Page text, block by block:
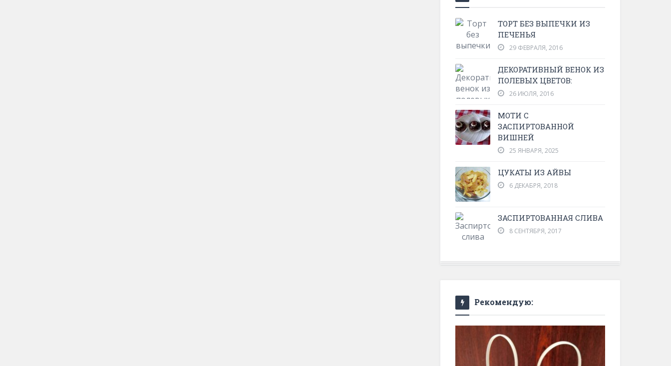
ТОРТ БЕЗ ВЫПЕЧКИ ИЗ
ПЕЧЕНЬЯ
29 ФЕВРАЛЯ, 2016
ДЕКОРАТИВНЫЙ ВЕНОК ИЗ
ПОЛЕВЫХ ЦВЕТОВ:
26 ИЮЛЯ, 2016
МОТИ С
ЗАСПИРТОВАННОЙ
ВИШНЕЙ
25 ЯНВАРЯ, 2025
ЦУКАТЫ ИЗ АЙВЫ
6 ДЕКАБРЯ, 2018
ЗАСПИРТОВАННАЯ СЛИВА
8 СЕНТЯБРЯ, 2017
Рекомендую: